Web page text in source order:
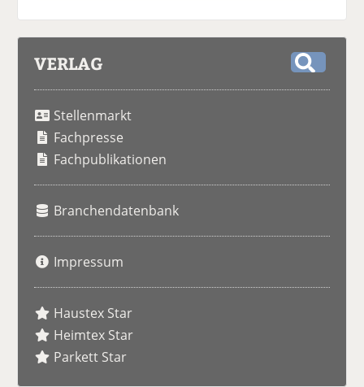
VERLAG
Stellenmarkt
Fachpresse
Fachpublikationen
Branchendatenbank
Impressum
Haustex Star
Heimtex Star
Parkett Star